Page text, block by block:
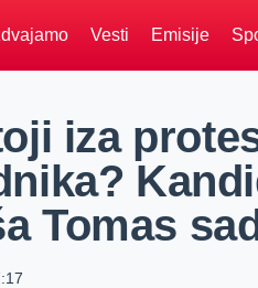
Vesti Emisije
iza
Tomas